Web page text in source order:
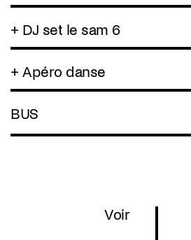
+ DJ set le sam 6
+ Apéro danse
BUS
Voir